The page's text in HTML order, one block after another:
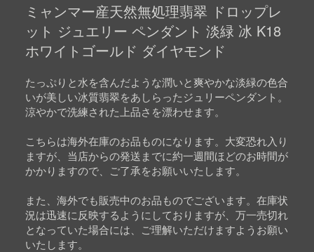
beginning
images
ミャンマー産天然無処理翡翠 ドロップレ
ット ジュエリー ペンダント 淡緑 冰 K18
ホワイトゴールド ダイヤモンド
たっぷりと水を含んだような潤いと爽やかな淡緑の色合
いが美しい冰質翡翠をあしらったジュリーペンダント。
涼やかで洗練された上品さを漂わせます。
こちらは海外在庫のお品ものになります。大変恐れ入り
ますが、当店からの発送までに約一週間ほどのお時間が
かかりますので、ご了承をお願いいたします。
また、海外でも販売中のお品ものでございます。在庫状
況は迅速に反映するようにしておりますが、万一売切れ
となっていた場合には、ご理解いただけますようお願い
いたします。